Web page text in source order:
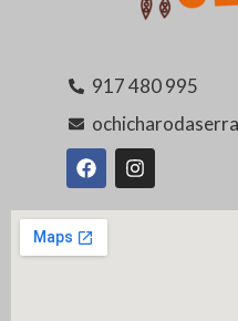
917 480 995